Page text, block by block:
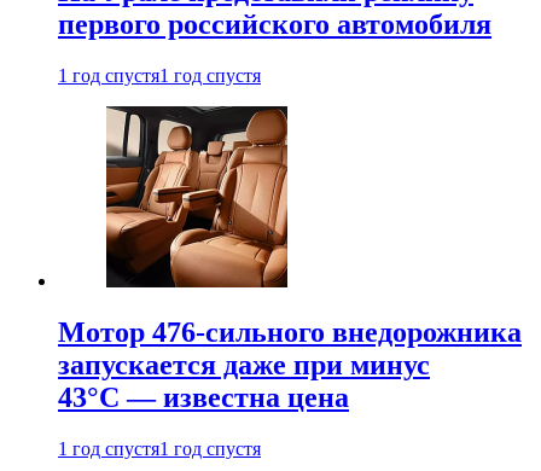
первого российского автомобиля
1 год спустя1 год спустя
Мотор 476-сильного внедорожника
запускается даже при минус
43°С — известна цена
1 год спустя1 год спустя